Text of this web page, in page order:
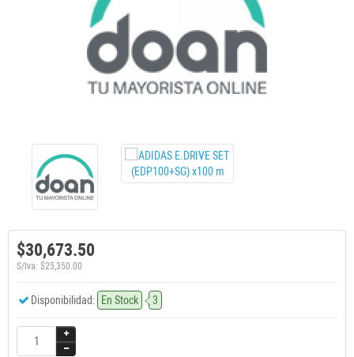
$30,673.50
S/Iva: $25,350.00
Disponibilidad: En Stock 3